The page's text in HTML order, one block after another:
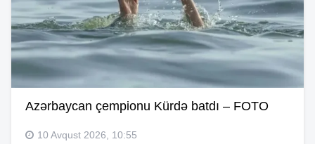
Azərbaycan çempionu Kürdə batdı – FOTO
10 Avqust 2026, 10:55